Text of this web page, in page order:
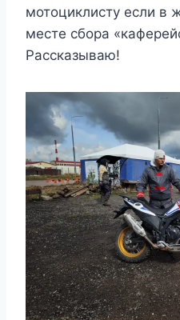
мотоциклисту если в
месте сбора
Рассказываю!